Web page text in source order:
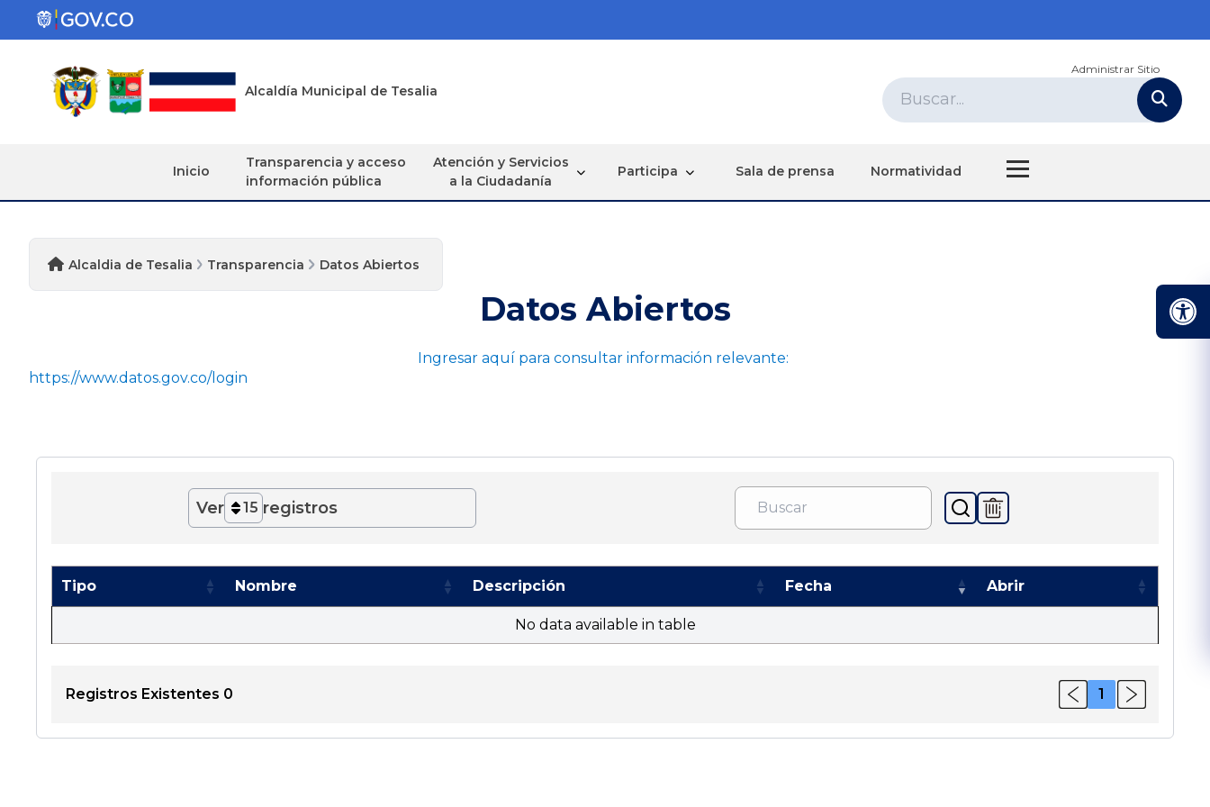
Alcaldía Municipal de Tesalia
Administrar Sitio
Inicio
Transparencia y acceso
información pública
Atención y Servicios
a la Ciudadanía
Participa Sala de prensa Normatividad
Alcaldia de Tesalia Transparencia Datos Abiertos
Datos Abiertos
Ingresar aquí para consultar información relevante:
https://www.datos.gov.co/login​
Ver 15 registros
Tipo Nombre Descripción Fecha Abrir
No data available in table
Registros Existentes 0 1